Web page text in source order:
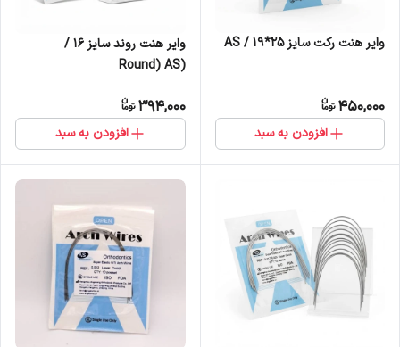
وایر هنت رکت سایز 25*19 / AS
450,000
افزودن به سبد
وایر هنت روند سایز 16 /
(Round) AS
394,000
افزودن به سبد